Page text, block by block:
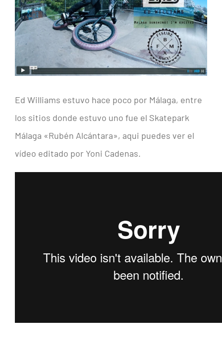
CONTACTO
más
grande
Ed Williams estuvo hace poco por Málaga, entre
los sitios donde estuvo uno fue el Skatepark
Málaga «Rubén Alcántara», aqui puedes ver el
vídeo editado por Yoni Cadenas.